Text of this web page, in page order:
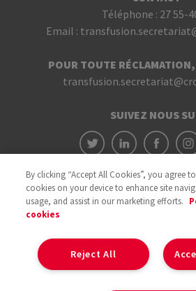
Téléphone : 27 55-
Email :
POUR TOUTE
SUIVEZ NOUS
By clicking “Accept All Cookies”, you agree
cookies on your device to enhance site
usage, and assist in our marketing efforts.
cookies
Reject All